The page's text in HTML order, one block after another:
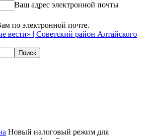
Ваш адрес электронной почты
по электронной почте.
вести» | Советский район Алтайского
Новый налоговый режим для